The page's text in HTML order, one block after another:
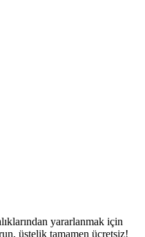
yararlanmak için
üstelik tamamen ücretsiz!